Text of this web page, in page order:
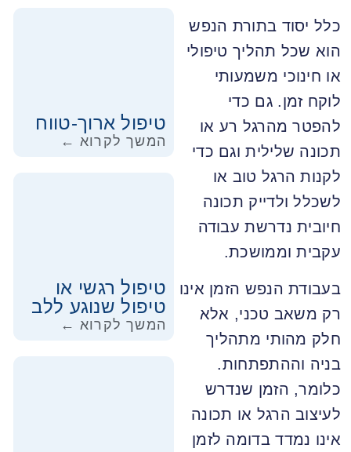
טיפול ארוך-טווח
המשך לקרוא ←
טיפול רגשי או
טיפול שנוגע ללב
המשך לקרוא ←
כלל יסוד בתורת הנפש
הוא שכל תהליך טיפולי
או חינוכי משמעותי
לוקח זמן. גם כדי
להפטר מהרגל רע או
תכונה שלילית וגם כדי
לקנות הרגל טוב או
לשכלל ולדייק תכונה
חיובית נדרשת עבודה
עקבית וממושכת.
בעבודת הנפש הזמן אינו
רק משאב טכני, אלא
חלק מהותי מתהליך
בניה וההתפתחות.
כלומר, הזמן שנדרש
לעיצוב הרגל או תכונה
אינו נמדד בדומה לזמן